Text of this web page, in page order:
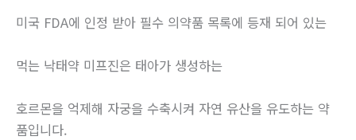
미국 FDA에 인정 받아 필수 의약품 목록에 등재 되어 있는
먹는 낙태약 미프진은 태아가 생성하는
호르몬을 억제해 자궁을 수축시켜 자연 유산을 유도하는 약
품입니다.